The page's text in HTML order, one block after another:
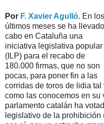
Por F. Xavier Agulló. En los
últimos meses se ha
cabo en Cataluña una
iniciativa legislativa popular
(ILP) para el recabo de
180.000 firmas, que no son
pocas, para poner fin a las
corridas de toros de lidia tal
como las conocemos en su
parlamento catalán ha
legislativo de la